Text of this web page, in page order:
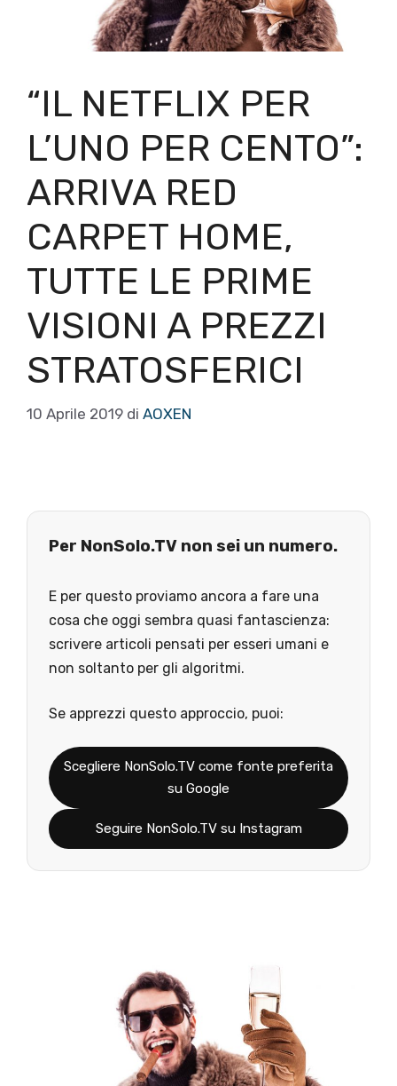
“IL NETFLIX PER
L’UNO PER CENTO”:
ARRIVA RED
CARPET HOME,
TUTTE LE PRIME
VISIONI A PREZZI
STRATOSFERICI
10 Aprile 2019 di AOXEN
Per NonSolo.TV non sei un numero.
E per questo proviamo ancora a fare una
cosa che oggi sembra quasi fantascienza:
scrivere articoli pensati per esseri umani e
non soltanto per gli algoritmi.
Se apprezzi questo approccio, puoi:
Scegliere NonSolo.TV come fonte preferita
su Google
Seguire NonSolo.TV su Instagram